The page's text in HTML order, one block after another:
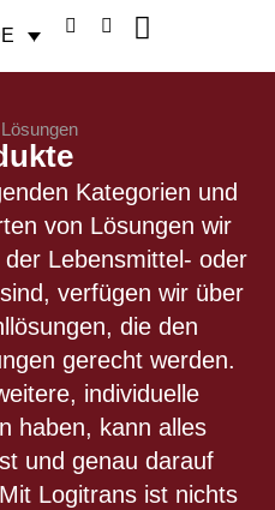
Lösungen
Kategorien und
von Lösungen wir
Lebensmittel- oder
verfügen wir über
die den
gerecht werden.
individuelle
haben, kann alles
und genau darauf
Logitrans ist nichts